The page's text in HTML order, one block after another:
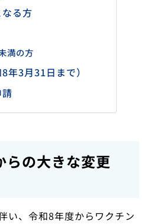
る方
満の方
年3月31日まで）
らの大きな変更
い、令和8年度からワクチン